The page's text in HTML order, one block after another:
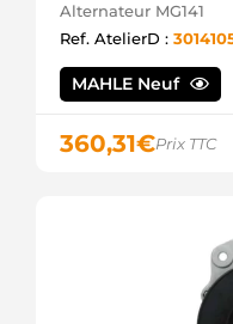
Alternateur MG141
Ref. AtelierD :
MAHLE Neuf
360,31€Prix TTC